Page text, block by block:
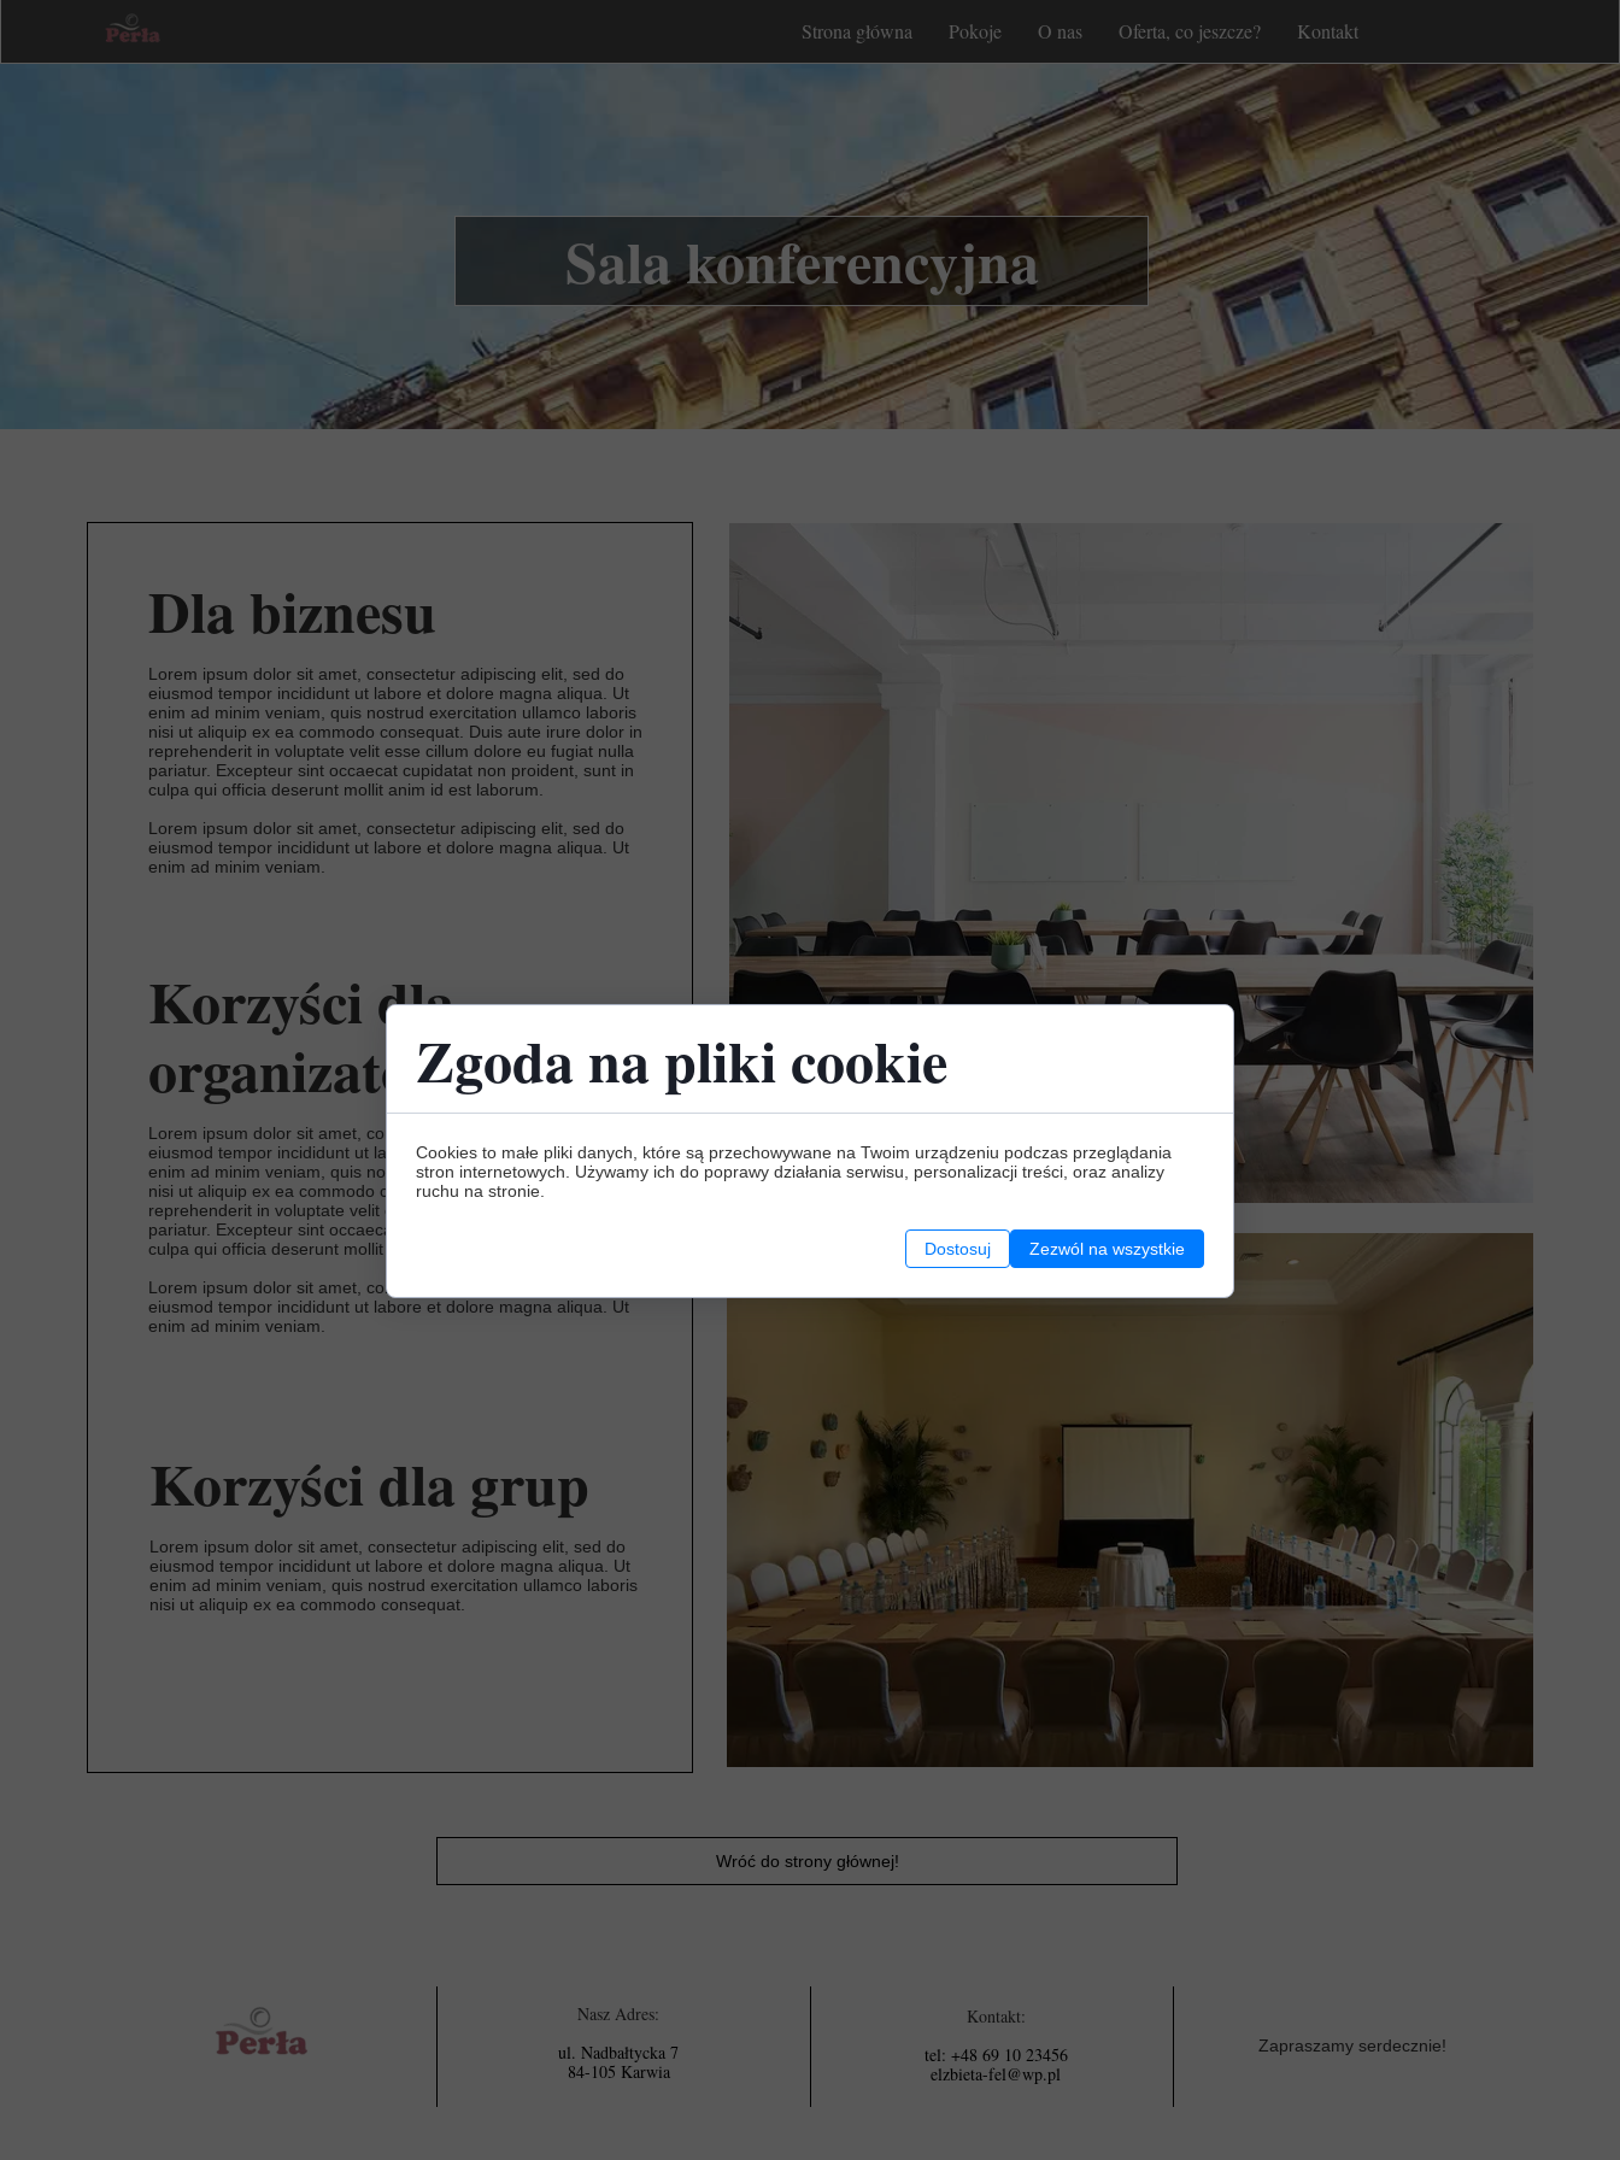
Kontakt:
tel: +48 69 10 23456
elzbieta-fel@wp.pl
Nasz Adres:
ul. Nadbałtycka 7
84-105 Karwia
Zapraszamy serdecznie!
Strona główna Pokoje O nas Oferta, co jeszcze? Kontakt
Sala konferencyjna
Dla biznesu
Lorem ipsum dolor sit amet, consectetur adipiscing elit, sed do
eiusmod tempor incididunt ut labore et dolore magna aliqua. Ut
enim ad minim veniam, quis nostrud exercitation ullamco laboris
nisi ut aliquip ex ea commodo consequat. Duis aute irure dolor in
reprehenderit in voluptate velit esse cillum dolore eu fugiat nulla
pariatur. Excepteur sint occaecat cupidatat non proident, sunt in
culpa qui officia deserunt mollit anim id est laborum.
Lorem ipsum dolor sit amet, consectetur adipiscing elit, sed do
eiusmod tempor incididunt ut labore et dolore magna aliqua. Ut
enim ad minim veniam.
Korzyści dla
organizatora
Lorem ipsum dolor sit amet, consectetur adipiscing elit, sed do
eiusmod tempor incididunt ut labore et dolore magna aliqua. Ut
enim ad minim veniam, quis nostrud exercitation ullamco laboris
nisi ut aliquip ex ea commodo consequat. Duis aute irure dolor in
reprehenderit in voluptate velit esse cillum dolore eu fugiat nulla
pariatur. Excepteur sint occaecat cupidatat non proident, sunt in
culpa qui officia deserunt mollit anim id est laborum.
Lorem ipsum dolor sit amet, consectetur adipiscing elit, sed do
eiusmod tempor incididunt ut labore et dolore magna aliqua. Ut
enim ad minim veniam.
Korzyści dla grup
Lorem ipsum dolor sit amet, consectetur adipiscing elit, sed do
eiusmod tempor incididunt ut labore et dolore magna aliqua. Ut
enim ad minim veniam, quis nostrud exercitation ullamco laboris
nisi ut aliquip ex ea commodo consequat.
Wróć do strony głównej!
Zgoda na pliki cookie
Cookies to małe pliki danych, które są przechowywane na Twoim urządzeniu podczas przeglądania
stron internetowych. Używamy ich do poprawy działania serwisu, personalizacji treści, oraz analizy
ruchu na stronie.
Dostosuj Zezwól na wszystkie